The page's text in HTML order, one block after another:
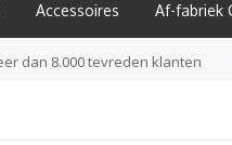
Accessoires Af-fabriek
dan 8.000 tevreden klanten